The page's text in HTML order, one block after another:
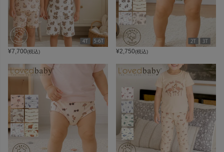
¥7,700(税込) ¥2,750(税込)